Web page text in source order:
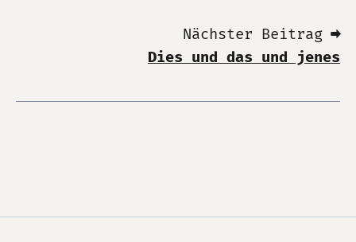
Nächster Beitrag ➡
Dies und das und jenes